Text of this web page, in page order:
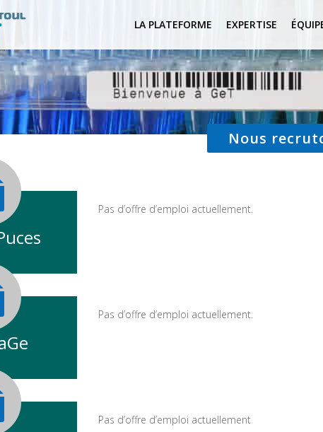
LA PLATEFORME EXPERTISE
Nous
Pas d’offre d’emploi actuellement.
Pas d’offre d’emploi actuellement.
Pas d’offre d’emploi actuellement